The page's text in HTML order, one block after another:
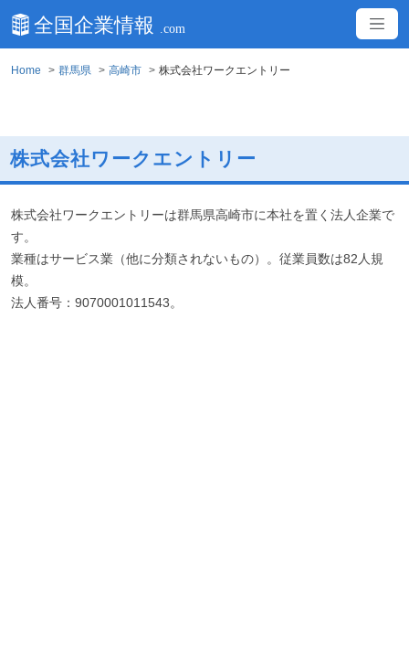
Home 群馬県 高崎市 株式会社ワークエントリー
株式会社ワークエントリー
株式会社ワークエントリーは群馬県高崎市に本社を置く法人企業で
す。
業種はサービス業（他に分類されないもの）。従業員数は82人規
模。
法人番号：9070001011543。